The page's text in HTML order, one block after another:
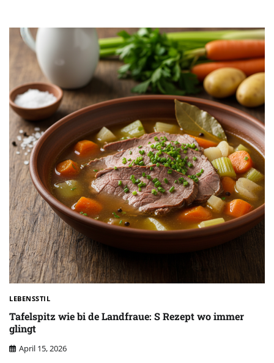
LEBENSSTIL
Tafelspitz wie bi de Landfraue: S Rezept wo immer
glingt
April 15, 2026